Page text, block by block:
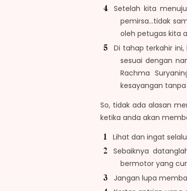
Setelah kita
pemirsa...tidak
oleh petugas kita
Di tahap terkahir
sesuai dengan
Rachma
kesayangan
So, tidak ada alasan
ketika anda akan
Lihat dan ingat
Sebaiknya
bermotor yang
Jangan lupa